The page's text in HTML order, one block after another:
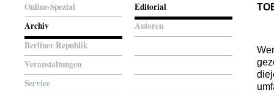
Online-Spezial
Archiv
Berliner Republik
Veranstaltungen
Service
Editorial
Autoren